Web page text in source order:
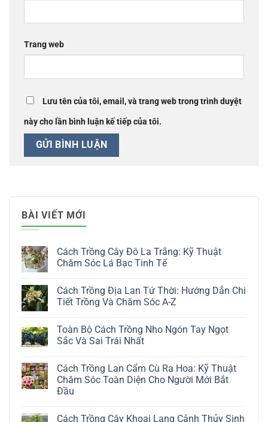
Trang web
Lưu tên của tôi, email, và trang web trong trình duyệt
này cho lần bình luận kế tiếp của tôi.
BÀI VIẾT MỚI
Cách Trồng Cây Đô La Trắng: Kỹ Thuật
Chăm Sóc Lá Bạc Tinh Tế
bình
luận
Cây
Đô
La
Thuật
Chăm
Sóc
Lá
Tế
Cách Trồng Địa Lan Tứ Thời: Hướng Dẫn Chi
Tiết Trồng Và Chăm Sóc A-Z
bình
luận
ở
Địa
Lan
Tứ
Thời:
Chi
Toàn Bộ Cách Trồng Nho Ngón Tay Ngọt
Sắc Và Sai Trái Nhất
bình
luận
ở
Toàn
Trồng
Cách Trồng Lan Cẩm Cù Ra Hoa: Kỹ Thuật
Chăm Sóc Toàn Diện Cho Người Mới Bắt
Đầu
bình
Cách Trồng Cây Khoai Lang Cảnh Thủy Sinh